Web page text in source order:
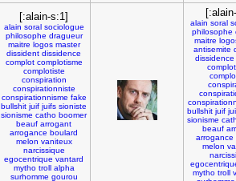
[:alain-s:1]
alain soral sociologue
philosophe dragueur
maitre logos master
dissident dissidence
complot complotisme
complotiste
conspiration
conspirationniste
conspirationnisme fake
bullshit juif juifs sioniste
sionisme catho boomer
beauf arrogant
arrogance boulard
melon vaniteux
narcissique
egocentrique vantard
mytho troll alpha
surhomme gourou
alain soral
philosophe
maitre
antisemite
dissidence
bullshit juif
sionisme
beauf
arrogance
melon
mytho troll